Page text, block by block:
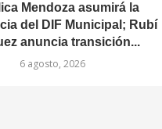
Mendoza asumirá la
del DIF Municipal; Rubí
anuncia transición...
6 agosto, 2026